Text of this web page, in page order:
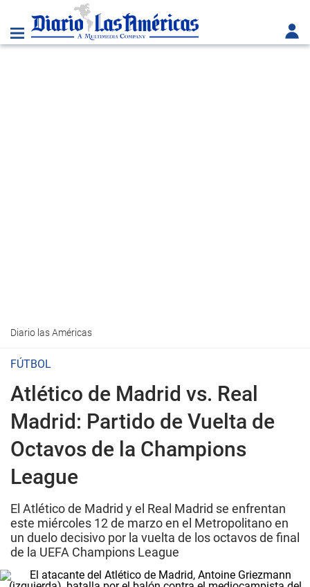
Diario las Américas
FÚTBOL
Atlético de Madrid vs. Real
Madrid: Partido de Vuelta de
Octavos de la Champions
League
El Atlético de Madrid y el Real Madrid se enfrentan
este miércoles 12 de marzo en el Metropolitano en
un duelo decisivo por la vuelta de los octavos de final
de la UEFA Champions League